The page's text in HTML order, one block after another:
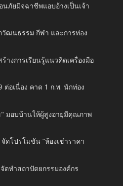
นภัยมิจฉาชีพแอบอ้างเป็นเจ้า
ฒนธรรม กีฬา และการท่อง
างการเรียนรู้แนวคิดเครื่องมือ
ต่อเนื่อง คาด 1 ก.พ. นักท่อง
มอบบ้านให้ผู้สูงอายุมีคุณภาพ
ดโปรโมชัน “ห้องเช่าราคา
ดทำสถาปัตยกรรมองค์กร